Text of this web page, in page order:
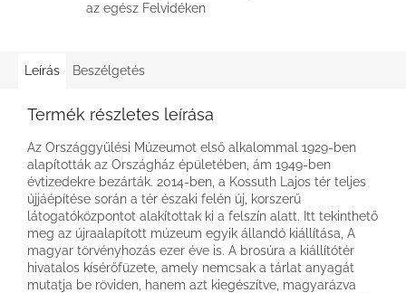
az egész Felvidéken
Leírás Beszélgetés
Termék részletes leírása
Az Országgyűlési Múzeumot első alkalommal 1929-ben
alapították az Országház épületében, ám 1949-ben
évtizedekre bezárták. 2014-ben, a Kossuth Lajos tér teljes
újjáépítése során a tér északi felén új, korszerű
látogatóközpontot alakítottak ki a felszín alatt. Itt tekinthető
meg az újraalapított múzeum egyik állandó kiállítása, A
magyar törvényhozás ezer éve is. A brosúra a kiállítótér
hivatalos kísérőfüzete, amely nemcsak a tárlat anyagát
mutatja be röviden, hanem azt kiegészítve, magyarázva